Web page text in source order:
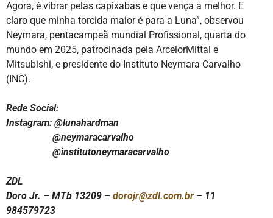
Agora, é vibrar pelas capixabas e que vença a melhor. E
claro que minha torcida maior é para a Luna”, observou
Neymara, pentacampeã mundial Profissional, quarta do
mundo em 2025, patrocinada pela ArcelorMittal e
Mitsubishi, e presidente do Instituto Neymara Carvalho
(INC).
Rede Social:
Instagram: @lunahardman
@neymaracarvalho
@institutoneymaracarvalho
ZDL
Doro Jr. – MTb 13209 – dorojr@zdl.com.br – 11
984579723